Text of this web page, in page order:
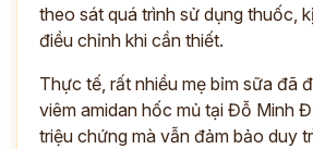
theo sát quá trình sử dụng thuốc,
điều chỉnh khi cần thiết.
Thực tế, rất nhiều mẹ bỉm sữa đã
viêm amidan hốc mủ tại Đỗ Minh
triệu chứng mà vẫn đảm bảo duy